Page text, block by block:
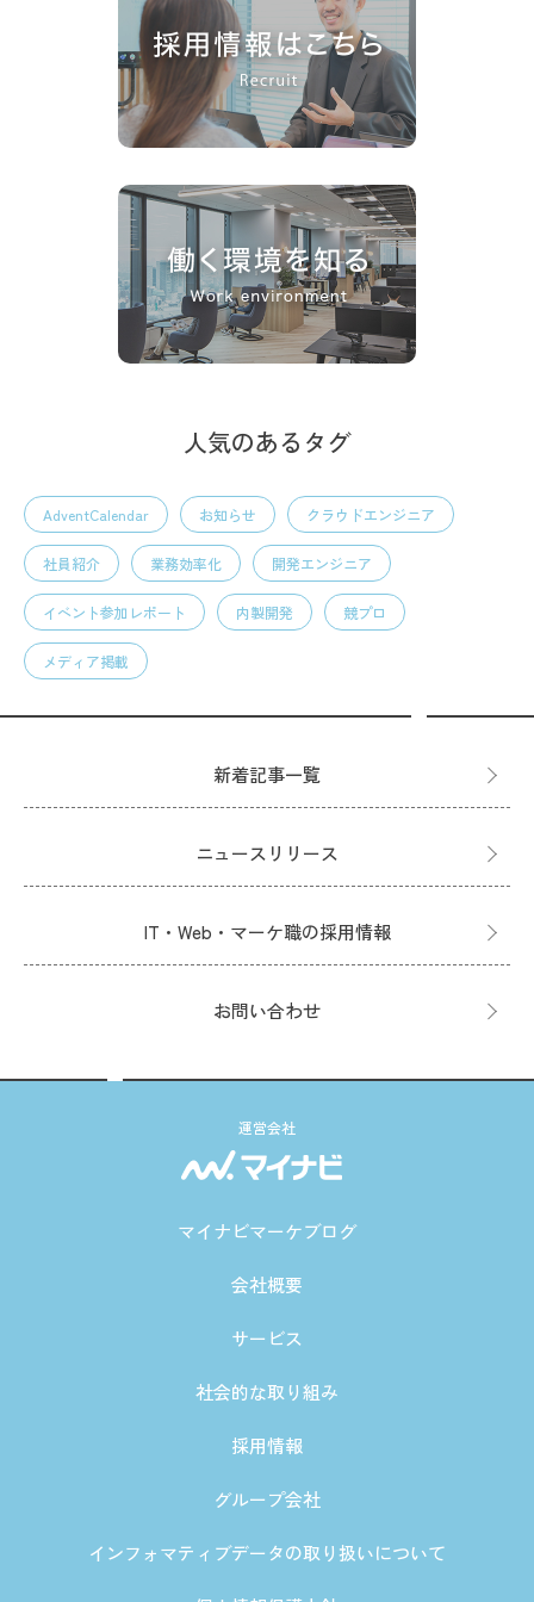
人気のあるタグ
AdventCalendar お知らせ クラウドエンジニア
社員紹介 業務効率化 開発エンジニア
イベント参加レポート 内製開発 競プロ
メディア掲載
新着記事一覧
ニュースリリース
IT・Web・マーケ職の採用情報
お問い合わせ
運営会社
マイナビマーケブログ
会社概要
サービス
社会的な取り組み
採用情報
グループ会社
インフォマティブデータの取り扱いについて